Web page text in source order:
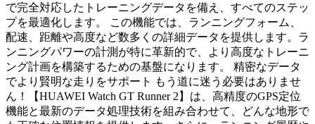
で完全対応したトレーニングデータを備え、すべてのステッ
プを最適化します。 この機能では、ランニングフォーム、
配速、距離や高度など数多くの詳細データを提供します。ラ
ンニングパワーの計測が特に革新的で、より高度なトレーニ
ング計画を構築するための基盤になります。 精密なデータ
でより賢明な走りをサポート もう道に迷う必要はありませ
ん！【HUAWEI Watch GT Runner 2】は、高精度のGPS定位
機能と最新のデータ処理技術を組み合わせて、どんな地形で